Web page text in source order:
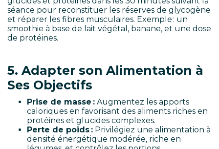
séance pour reconstituer les réserves de glycogène
et réparer les fibres musculaires. Exemple : un
smoothie à base de lait végétal, banane, et une dose
de protéines.
5. Adapter son Alimentation à
Ses Objectifs
Prise de masse : Augmentez les apports
caloriques en favorisant des aliments riches en
protéines et glucides complexes.
Perte de poids : Privilégiez une alimentation à
densité énergétique modérée, riche en